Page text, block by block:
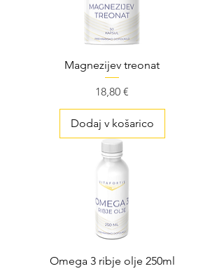
Magnezijev treonat
Cena
18,80 €
Dodaj v košarico
Omega 3 ribje olje 250ml